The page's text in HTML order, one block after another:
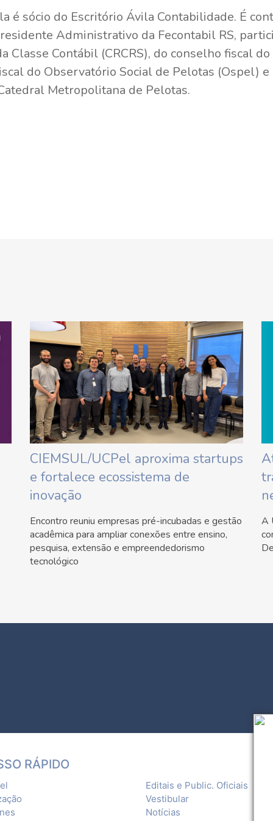
é sócio do Escritório Ávila Contabilidade. É
Administrativo da Fecontabil RS,
Classe Contábil (CRCRS), do conselho fiscal
do Observatório Social de Pelotas (Ospel)
Metropolitana de Pelotas.
CIEMSUL/UCPel aproxima startups
e fortalece ecossistema de
inovação
Encontro reuniu empresas pré-incubadas e gestão
acadêmica para ampliar conexões entre ensino,
pesquisa, extensão e empreendedorismo
tecnológico
A
RÁPIDO
Editais e Public. Oficiais
Vestibular
Notícias